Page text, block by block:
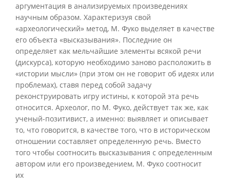
аргументация в анализируемых произведениях
научным образом. Характеризуя свой
«археологический» метод, М. Фуко выделяет в качестве
его объекта «высказывания». Последние он
определяет как мельчайшие элементы всякой речи
(дискурса), которую необходимо заново расположить в
«истории мысли» (при этом он не говорит об идеях или
проблемах), ставя перед собой задачу
реконструировать игру истины, к которой эта речь
относится. Археолог, по М. Фуко, действует так же, как
ученый-позитивист, а именно: выявляет и описывает
то, что говорится, в качестве того, что в историческом
отношении составляет определенную речь. Вместо
того чтобы соотносить высказывания с определенным
автором или его произведением, М. Фуко соотносит
их